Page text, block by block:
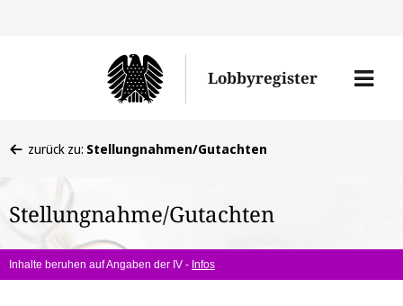
Lobbyregister
Menü
befinden
hier:
zurück zu: Stellungnahmen/Gutachten
Stellungnahme/Gutachten
Inhalte beruhen auf Angaben der IV - Infos